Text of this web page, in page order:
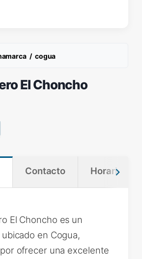
/ cogua
El Choncho
Contacto Horario
El Choncho es un
en Cogua,
ofrecer una excelente